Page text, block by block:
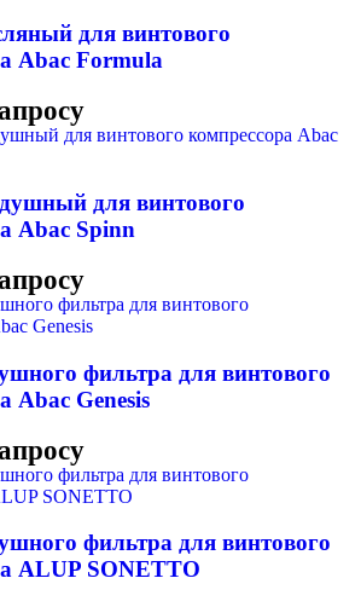
для винтового
Abac Formula
для винтового
Abac Spinn
фильтра для винтового
Abac Genesis
фильтра для винтового
ALUP SONETTO